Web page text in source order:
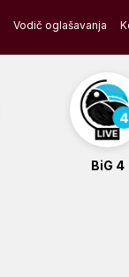
Vodič oglašavanja
BiG 4